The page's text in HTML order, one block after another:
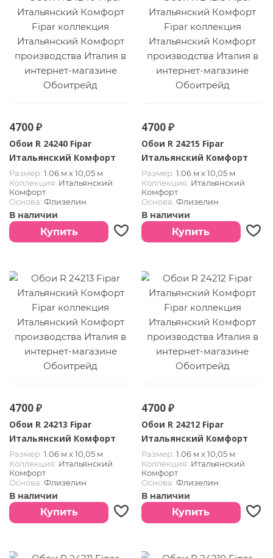
4700 ₽
Обои R 24240 Fipar
Итальянский Комфорт
Размер: 1.06 м х 10,05 м
Коллекция: Итальянский
Комфорт
Основа: Флизелин
Покрытие: Винил горячего
тиснения
Италия
В наличии
Купить
4700 ₽
Обои R 24215 Fipar
Итальянский Комфорт
Размер: 1.06 м х 10,05 м
Коллекция: Итальянский
Комфорт
Основа: Флизелин
Покрытие: Винил горячего
тиснения
Страна:Италия
В наличии
Купить
4700 ₽
Обои R 24213 Fipar
Итальянский Комфорт
Размер: 1.06 м х 10,05 м
Коллекция: Итальянский
Комфорт
Основа: Флизелин
Покрытие: Винил горячего
тиснения
Страна:
Италия
В наличии
Купить
4700 ₽
Обои R 24212 Fipar
Итальянский Комфорт
Размер: 1.06 м х 10,05 м
Коллекция: Итальянский
Комфорт
Основа: Флизелин
Покрытие: Винил горячего
тиснения
Страна:Италия
В наличии
Купить